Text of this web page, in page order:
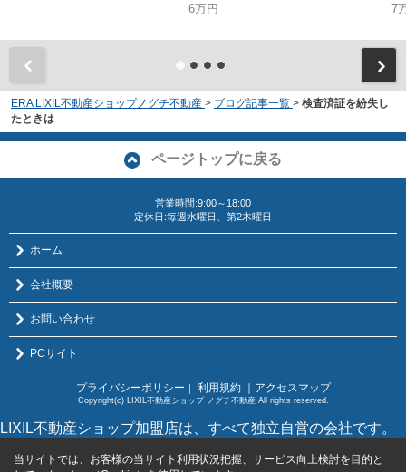
6万円
7
ERA LIXIL不動産ショップノグチ不動産 > ブログ記事一覧 > 検査済証を紛失し
たときは
ページトップに戻る
営業時間:9:00～18:00
定休日:毎週水曜日、第2木曜日
ホーム
会社概要
お問い合わせ
PCサイト
プライバシーポリシー ｜ 利用規約 ｜アクセスマップ
Copyright(c) LIXIL不動産ショップ ノグチ不動産 All rights reserved.
LIXIL不動産ショップ加盟店は、すべて独立自営の会社です。
当サイトでは、お客様の当サイト利用状況把握、サービス向上検討を目的と